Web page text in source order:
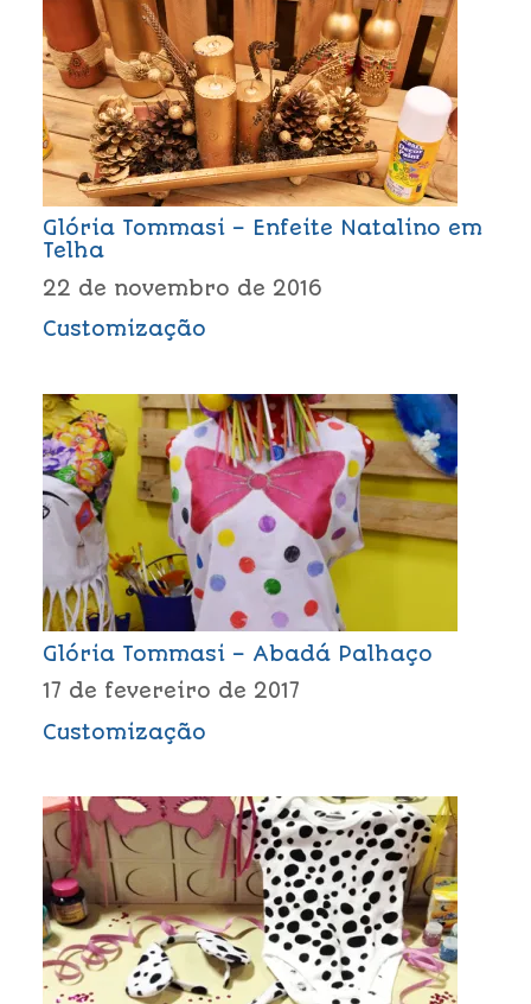
Glória Tommasi – Enfeite Natalino em
Telha
22 de novembro de 2016
Customização
Glória Tommasi – Abadá Palhaço
17 de fevereiro de 2017
Customização